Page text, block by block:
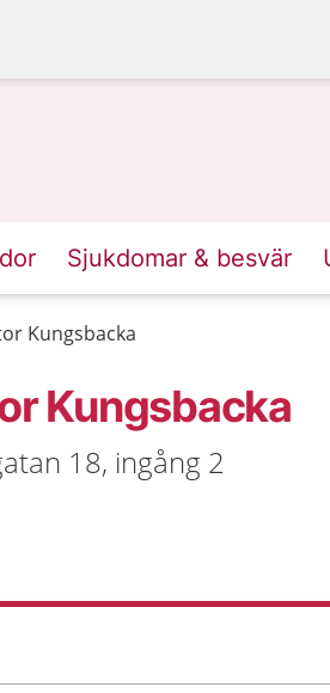
Sjukdomar & besvär
Kungsbacka
Kungsbacka
18, ingång 2